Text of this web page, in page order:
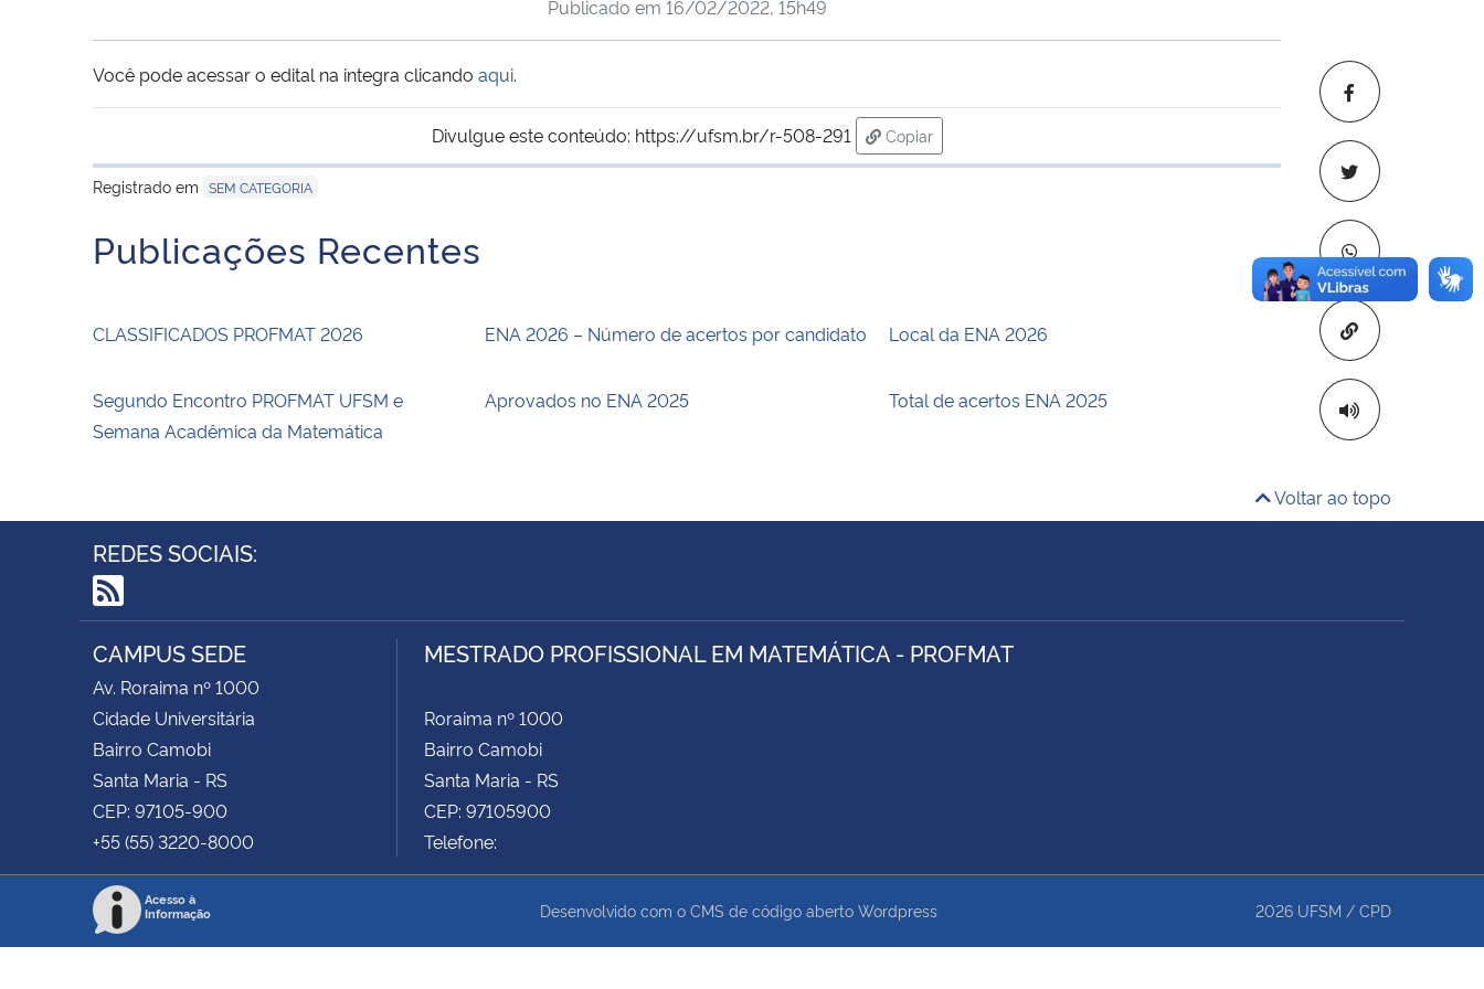
Copiar para
Publicado em 16/02/2022, 15h49
Você pode acessar o edital na integra clicando aqui.
Divulgue este conteúdo: https://ufsm.br/r-508-291
Copiar
para área de transferência
Registrado em SEM CATEGORIA
Publicações Recentes
CLASSIFICADOS PROFMAT 2026 ENA 2026 – Número de acertos por candidato Local da ENA 2026
Segundo Encontro PROFMAT UFSM e
Semana Acadêmica da Matemática
Aprovados no ENA 2025 Total de acertos ENA 2025
Voltar ao topo
REDES SOCIAIS:
RSS
CAMPUS SEDE
Av. Roraima nº 1000
Cidade Universitária
Bairro Camobi
Santa Maria - RS
CEP: 97105-900
+55 (55) 3220-8000
MESTRADO PROFISSIONAL EM MATEMÁTICA - PROFMAT
Roraima nº 1000
Bairro Camobi
Santa Maria - RS
CEP: 97105900
Telefone:
Acesso à
Informação
Desenvolvido com o CMS de código aberto Wordpress 2026 UFSM / CPD